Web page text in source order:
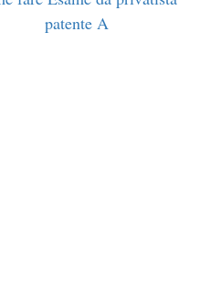
patente A